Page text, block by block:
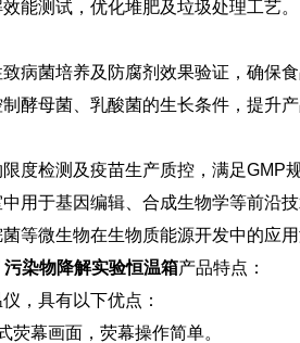
能测试，优化堆肥及垃圾处理工艺。
病菌培养及防腐剂效果验证，确保食
酵母菌、乳酸菌的生长条件，提升产
度检测及疫苗生产质控，满足GMP
用于基因编辑、合成生物学等前沿技
等微生物在生物质能源开发中的应
染物降解实验恒温箱产品特点：
，具有以下优点：
荧幕画面，荧幕操作简单。